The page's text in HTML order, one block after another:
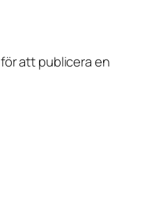
för att publicera en